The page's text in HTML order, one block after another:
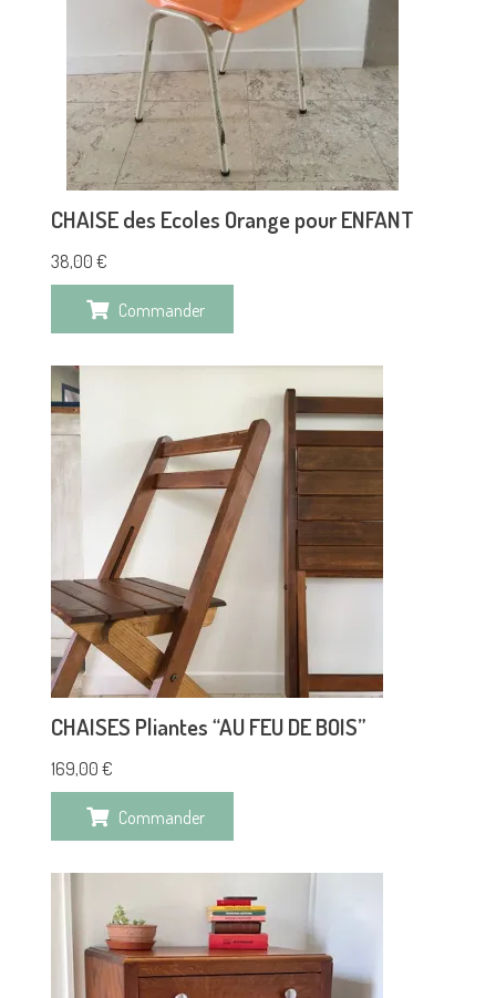
CHAISE des Ecoles Orange pour ENFANT
38,00 €
Commander
CHAISES Pliantes “AU FEU DE BOIS”
169,00 €
Commander